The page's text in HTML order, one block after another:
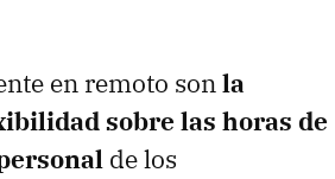
en remoto sonla
sobre las horas de
de los